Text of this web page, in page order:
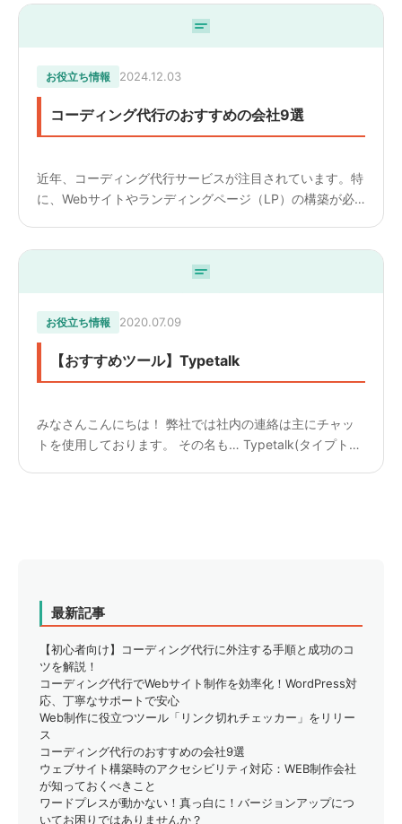
お役立ち情報 2024.12.03
コーディング代行のおすすめの会社9選
近年、コーディング代行サービスが注目されています。特
に、Webサイトやランディングページ（LP）の構築が必
お役立ち情報 2020.07.09
【おすすめツール】Typetalk
みなさんこんにちは！ 弊社では社内の連絡は主にチャッ
トを使用しております。 その名も… Typetalk(タイプトー
最新記事
【初心者向け】コーディング代行に外注する手順と成功のコ
ツを解説！
コーディング代行でWebサイト制作を効率化！WordPress対
応、丁寧なサポートで安心
Web制作に役立つツール「リンク切れチェッカー」をリリー
ス
コーディング代行のおすすめの会社9選
ウェブサイト構築時のアクセシビリティ対応：WEB制作会社
が知っておくべきこと
ワードプレスが動かない！真っ白に！バージョンアップにつ
いてお困りではありませんか？